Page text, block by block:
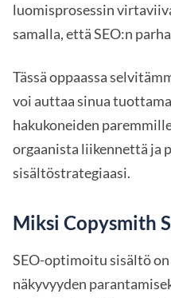
luomisprosessin
samalla, että SEO:n
Tässä oppaassa
voi auttaa sinua
hakukoneiden
orgaanista liikennettä ja
sisältöstrategiaasi.
Miksi Copysmith
SEO-optimoitu sisältö
näkyvyyden